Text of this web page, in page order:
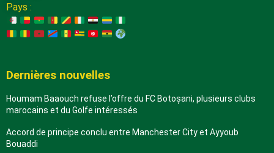
Pays :
Dernières nouvelles
Houmam Baaouch refuse l’offre du FC Botoșani, plusieurs clubs
marocains et du Golfe intéressés
Accord de principe conclu entre Manchester City et Ayyoub
Bouaddi